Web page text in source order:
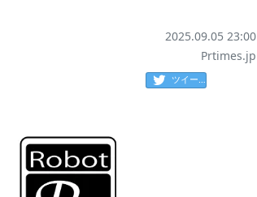
2025.09.05 23:00
Prtimes.jp
ツイート